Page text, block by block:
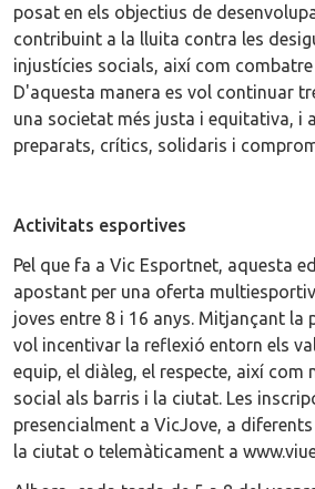
posat en els objectius de
contribuint a la lluita contra les
injustícies socials, així com combatre
D'aquesta manera es vol continuar
una societat més justa i equitativa, i
preparats, crítics, solidaris i
Activitats esportives
Pel que fa a Vic Esportnet, aquesta
apostant per una oferta
joves entre 8 i 16 anys. Mitjançant la
vol incentivar la reflexió entorn els
equip, el diàleg, el respecte, així com
social als barris i la ciutat. Les
presencialment a VicJove, a
la ciutat o telemàticament a